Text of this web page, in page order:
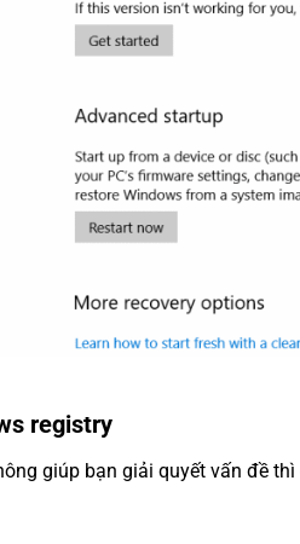
registry
giúp bạn giải quyết vấn đề